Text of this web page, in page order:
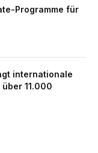
Programme für
internationale
11.000